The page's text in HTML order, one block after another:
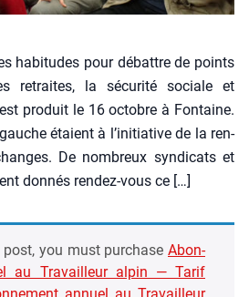
habi­tudes pour débattre de points
retraites, la sécu­ri­té sociale et
pro­duit le 16 octobre à Fon­taine.
étaient à l’initiative de la ren­
De nom­breux syn­di­cats et
don­nés ren­­­dez-vous ce […]
you must pur­chase Abon­
au Tra­vailleur alpin — Tarif